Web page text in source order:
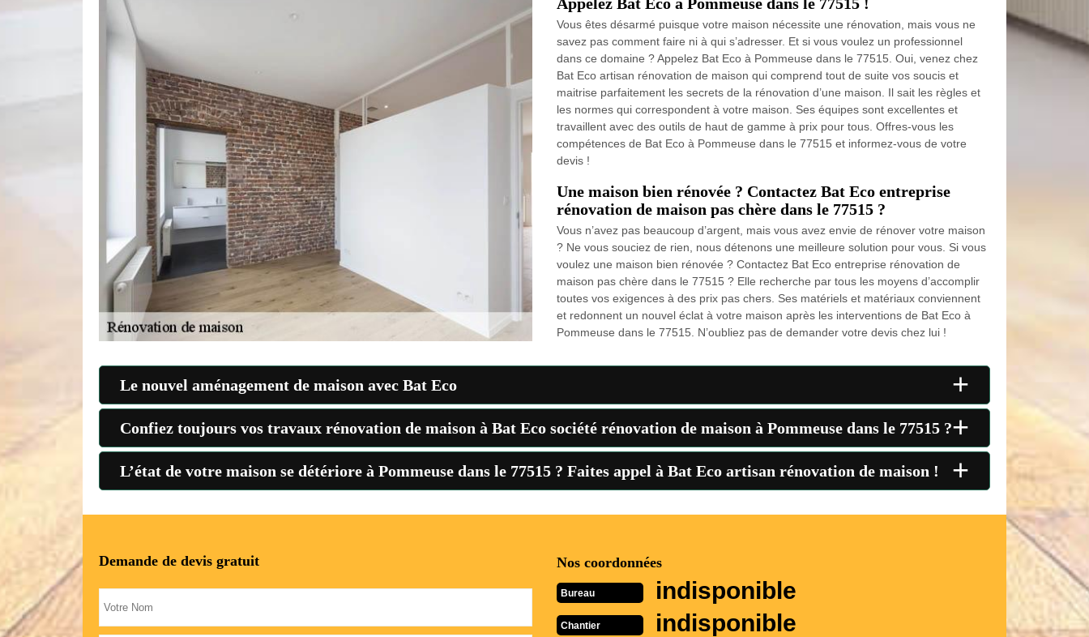
Vous êtes désarmé puisque votre maison nécessite une rénovation, mais vous ne
savez pas comment faire ni à qui s’adresser. Et si vous voulez un professionnel
dans ce domaine ? Appelez Bat Eco à Pommeuse dans le 77515. Oui, venez chez
Bat Eco artisan rénovation de maison qui comprend tout de suite vos soucis et
maitrise parfaitement les secrets de la rénovation d’une maison. Il sait les règles et
les normes qui correspondent à votre maison. Ses équipes sont excellentes et
travaillent avec des outils de haut de gamme à prix pour tous. Offres-vous les
compétences de Bat Eco à Pommeuse dans le 77515 et informez-vous de votre
devis !
Une maison bien rénovée ? Contactez Bat Eco entreprise
rénovation de maison pas chère dans le 77515 ?
Vous n’avez pas beaucoup d’argent, mais vous avez envie de rénover votre maison
? Ne vous souciez de rien, nous détenons une meilleure solution pour vous. Si vous
voulez une maison bien rénovée ? Contactez Bat Eco entreprise rénovation de
maison pas chère dans le 77515 ? Elle recherche par tous les moyens d’accomplir
toutes vos exigences à des prix pas chers. Ses matériels et matériaux conviennent
et redonnent un nouvel éclat à votre maison après les interventions de Bat Eco à
Pommeuse dans le 77515. N’oubliez pas de demander votre devis chez lui !
Le nouvel aménagement de maison avec Bat Eco +
Confiez toujours vos travaux rénovation de maison à Bat Eco société rénovation de maison à Pommeuse dans le 77515 ?+
L’état de votre maison se détériore à Pommeuse dans le 77515 ? Faites appel à Bat Eco artisan rénovation de maison ! +
Demande de devis gratuit Nos coordonnées
Bureau indisponible
Chantier indisponible